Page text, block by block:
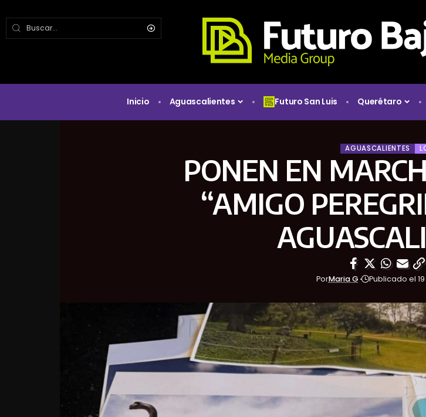
Inicio Aguascalientes Futuro San Luis Querétaro
AGUASCALIENTES
PONEN EN
“AMIGO
PorMaria G Publicado el